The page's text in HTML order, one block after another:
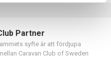
Partner
syfte är att fördjupa
Caravan Club of Sweden